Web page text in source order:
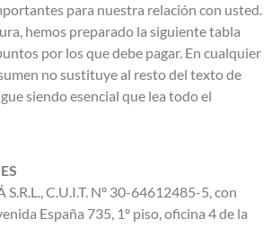
para nuestra relación con usted.
hemos preparado la siguiente tabla
por los que debe pagar. En cualquier
no sustituye al resto del texto de
siendo esencial que lea todo el
C.U.I.T. Nº 30-64612485-5, con
España 735, 1º piso, oficina 4 de la